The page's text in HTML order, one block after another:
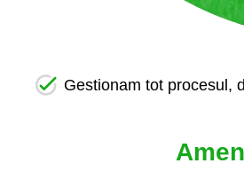
Gestionam tot procesul,